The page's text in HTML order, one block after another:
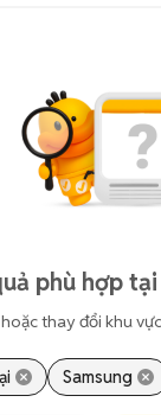
phù hợp
thay đổi khu
Samsung